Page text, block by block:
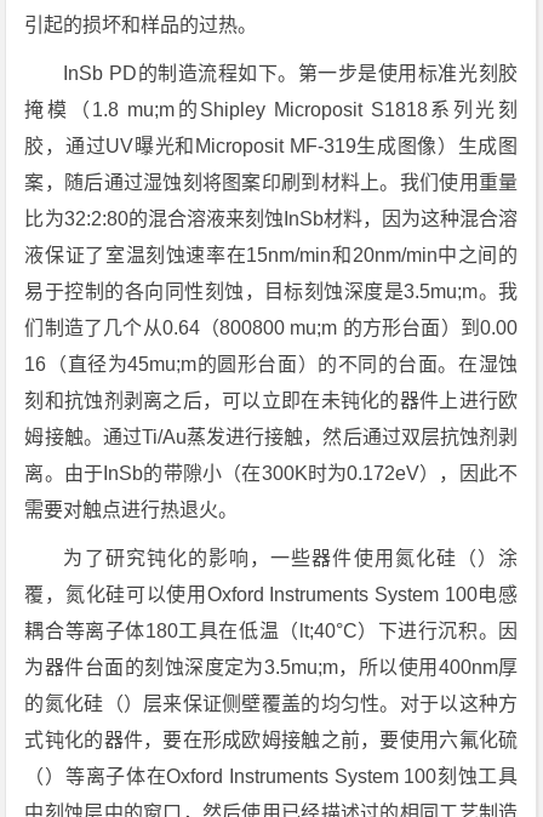
引起的损坏和样品的过热。
InSb PD的制造流程如下。第一步是使用标准光刻胶
掩模（1.8 mu;m的Shipley Microposit S1818系列光刻
胶，通过UV曝光和Microposit MF-319生成图像）生成图
案，随后通过湿蚀刻将图案印刷到材料上。我们使用重量
比为32:2:80的混合溶液来刻蚀InSb材料，因为这种混合溶
液保证了室温刻蚀速率在15nm/min和20nm/min中之间的
易于控制的各向同性刻蚀，目标刻蚀深度是3.5mu;m。我
们制造了几个从0.64（800800 mu;m 的方形台面）到0.00
16（直径为45mu;m的圆形台面）的不同的台面。在湿蚀
刻和抗蚀剂剥离之后，可以立即在未钝化的器件上进行欧
姆接触。通过Ti/Au蒸发进行接触，然后通过双层抗蚀剂剥
离。由于InSb的带隙小（在300K时为0.172eV），因此不
需要对触点进行热退火。
为了研究钝化的影响，一些器件使用氮化硅（）涂
覆，氮化硅可以使用Oxford Instruments System 100电感
耦合等离子体180工具在低温（lt;40°C）下进行沉积。因
为器件台面的刻蚀深度定为3.5mu;m，所以使用400nm厚
的氮化硅（）层来保证侧壁覆盖的均匀性。对于以这种方
式钝化的器件，要在形成欧姆接触之前，要使用六氟化硫
（）等离子体在Oxford Instruments System 100刻蚀工具
中刻蚀层中的窗口，然后使用已经描述过的相同工艺制造